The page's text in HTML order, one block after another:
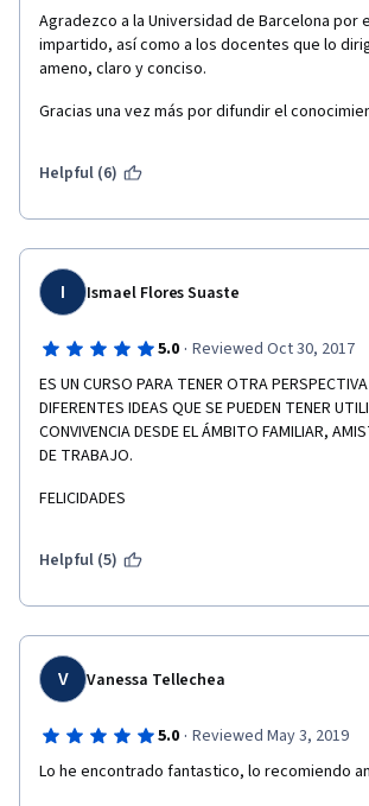
Agradezco a la Universidad de Barcelona por
impartido, así como a los docentes que lo
ameno, claro y conciso.
Gracias una vez más por difundir el
Helpful (6)
I Ismael Flores Suaste
5.0 · Reviewed Oct 30, 2017
ES UN CURSO PARA TENER OTRA
DIFERENTES IDEAS QUE SE PUEDEN TENER
CONVIVENCIA DESDE EL ÁMBITO FAMILIAR,
DE TRABAJO.
FELICIDADES
Helpful (5)
V Vanessa Tellechea
5.0 · Reviewed May 3, 2019
Lo he encontrado fantastico, lo recomiendo